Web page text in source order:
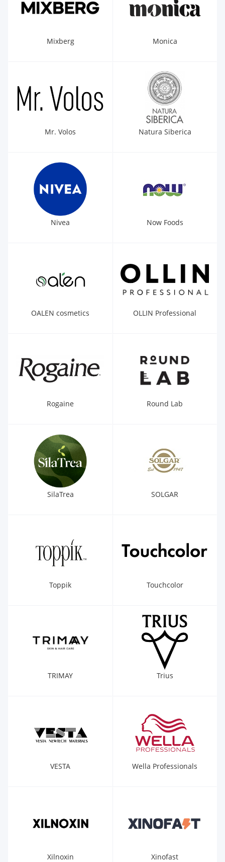
Mixberg Monica
Mr. Volos Natura Siberica
Nivea Now Foods
OALEN cosmetics OLLIN Professional
Rogaine Round Lab
SilaTrea SOLGAR
Toppik Touchcolor
TRIMAY Trius
VESTA Wella Professionals
Xilnoxin Xinofast